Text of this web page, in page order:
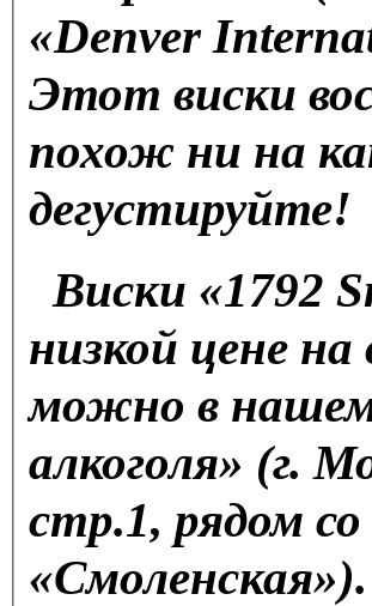
«Denver
Этот виски
похож ни на
дегустируйте!
Виски «1792
низкой цене на
можно в нашем
алкоголя» (г.
стр.1, рядом
«Смоленская»).